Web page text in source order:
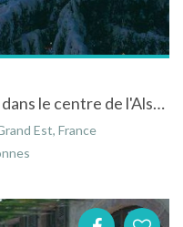
Gite 2/4 personnes à Neubois dans le centre de l'Alsace
Est, France